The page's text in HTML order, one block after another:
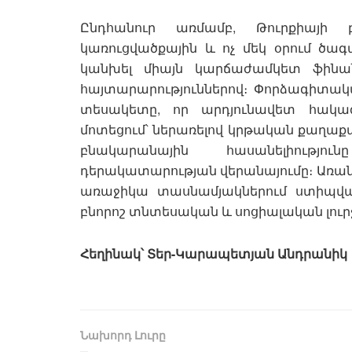
Ընդհանուր առմամբ, Թուրքիայի
կառուցվածքային և ոչ մեկ օրում
կանխել միայն կարճաժամկետ
հայտարարություններով։
տեսակետը, որ արդյունավետ
մոտեցում՝ ներառելով կրթական
բնակարանային
դերակատարության վերանայումը։
առաջիկա տասնամյակներում
բնորոշ տնտեսական և սոցիալական
Հեղինակ՝ Տեր-Կարապետյան Անդրանիկ
Նախորդ Լուրը